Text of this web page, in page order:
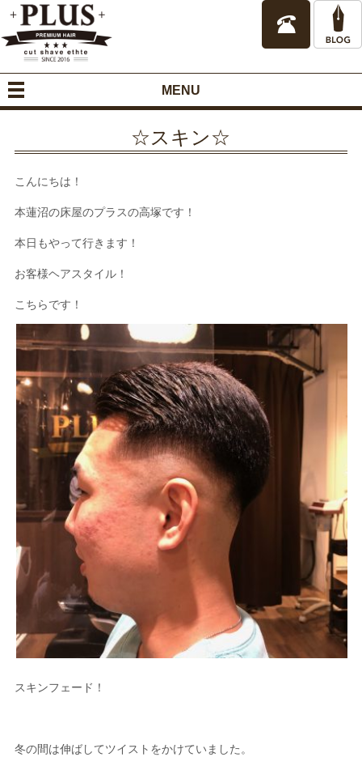
MENU
☆スキン☆
こんにちは！
本蓮沼の床屋のプラスの高塚です！
本日もやって行きます！
お客様ヘアスタイル！
こちらです！
スキンフェード！
冬の間は伸ばしてツイストをかけていました。